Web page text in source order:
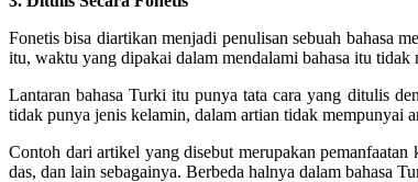
Fonetis bisa diartikan menjadi penulisan sebuah bahasa
itu, waktu yang dipakai dalam mendalami bahasa itu
Lantaran bahasa Turki itu punya tata cara yang ditulis
tidak punya jenis kelamin, dalam artian tidak mempunyai
Contoh dari artikel yang disebut merupakan
das, dan lain sebagainya. Berbeda halnya dalam bahasa